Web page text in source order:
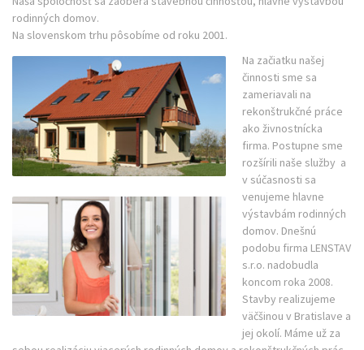
rodinných domov.
Na slovenskom trhu pôsobíme od roku 2001.
Na začiatku našej
činnosti sme sa
zameriavali na
rekonštrukčné práce
ako živnostnícka
firma. Postupne sme
rozšírili naše služby a
v súčasnosti sa
venujeme hlavne
výstavbám rodinných
domov. Dnešnú
podobu firma LENSTAV
s.r.o. nadobudla
koncom roka 2008.
Stavby realizujeme
väčšinou v Bratislave a
jej okolí. Máme už za